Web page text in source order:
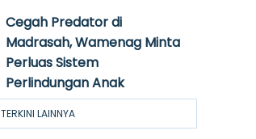
Cegah Predator di
Madrasah, Wamenag Minta
Perluas Sistem
Perlindungan Anak
TERKINI LAINNYA